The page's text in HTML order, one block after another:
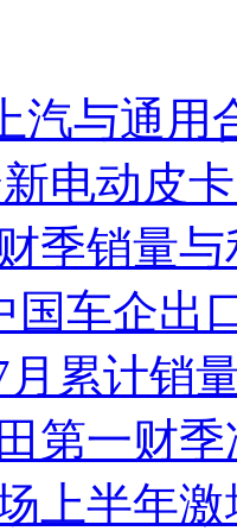
汽与通用
电动皮
季销量
国车企出
累计销
第一财
上半年激